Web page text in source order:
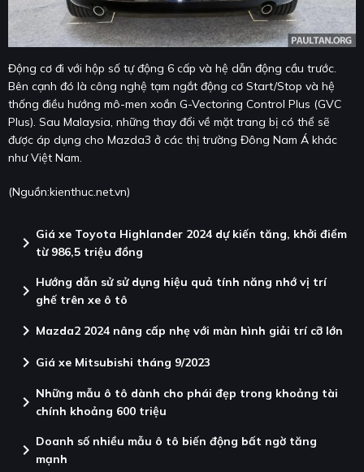
Động cơ đi với hộp số tự động 6 cấp và hệ dẫn động cầu trước.
Bên cạnh đó là công nghệ tạm ngắt động cơ Start/Stop và hệ
thống điều hướng mô-men xoắn G-Vectoring Control Plus (GVC
Plus). Sau Malaysia, những thay đổi về mặt trang bị có thể sẽ
được áp dụng cho Mazda3 ở các thị trường Đông Nam Á khác
như Việt Nam.
(Nguồn:kienthuc.net.vn)
chevron_right Giá xe Toyota Highlander 2024 dự kiến tăng, khởi điểm
từ 986,5 triệu đồng
chevron_right Hướng dẫn sử sử dụng hiệu quả tính năng nhớ vị trí
ghế trên xe ô tô
chevron_right Mazda2 2024 nâng cấp nhẹ với màn hình giải trí cỡ lớn
chevron_right Giá xe Mitsubishi tháng 9/2023
chevron_right Những mẫu ô tô dành cho phái đẹp trong khoảng tài
chính khoảng 600 triệu
chevron_right Doanh số nhiều mẫu ô tô biến động bất ngờ tăng
mạnh